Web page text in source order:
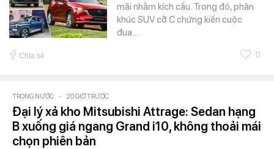
mãi nhằm kích cầu. Trong đó, phân
khúc SUV cỡ C chứng kiến cuộc
đua…
Chia sẻ 0
TRONG NƯỚC - 20 GIỜ TRƯỚC
Đại lý xả kho Mitsubishi Attrage: Sedan hạng
B xuống giá ngang Grand i10, không thoải mái
chọn phiên bản